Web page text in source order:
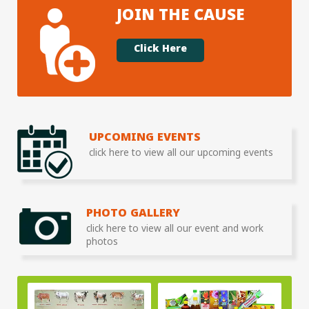
JOIN THE CAUSE
Click Here
UPCOMING EVENTS
click here to view all our upcoming events
PHOTO GALLERY
click here to view all our event and work
photos